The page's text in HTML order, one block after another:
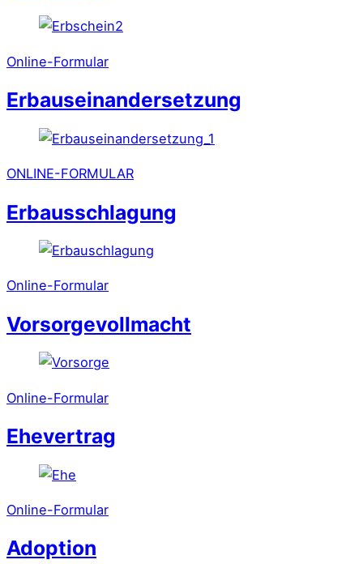
Online-Formular
Erbauseinandersetzung
ONLINE-FORMULAR
Erbausschlagung
Online-Formular
Vorsorgevollmacht
Online-Formular
Ehevertrag
Online-Formular
Adoption